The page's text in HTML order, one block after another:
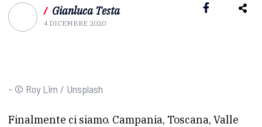
/ Gianluca Testa
4 DICEMBRE 2020
- © Roy Lim / Unsplash
Finalmente ci siamo. Campania, Toscana, Valle